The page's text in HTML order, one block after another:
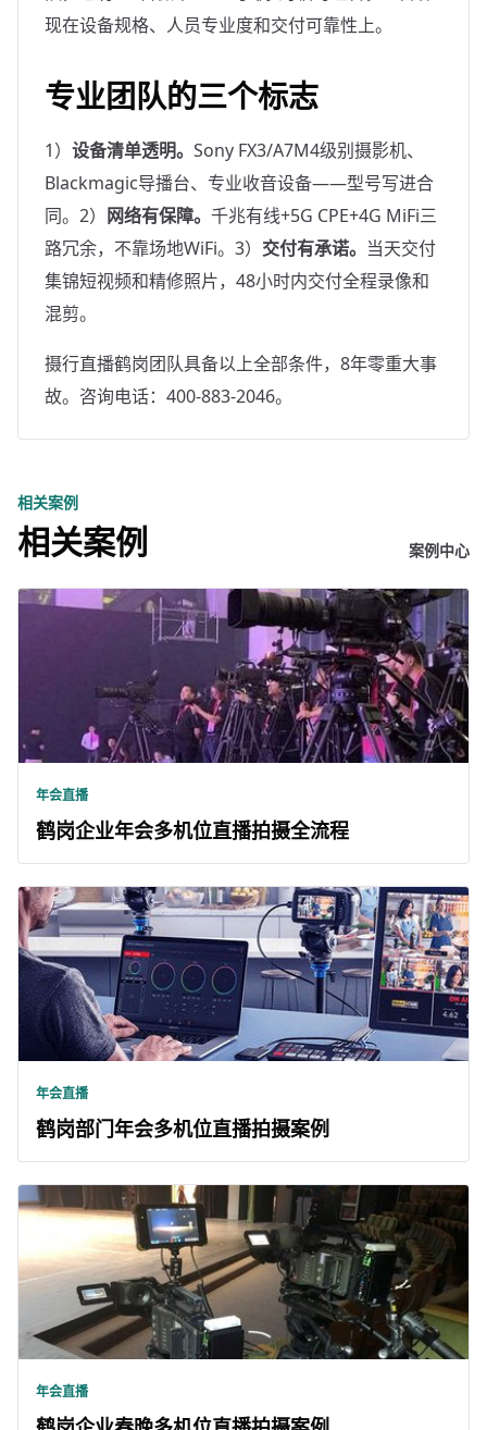
现在设备规格、人员专业度和交付可靠性上。
专业团队的三个标志
1） 设备清单透明。 Sony FX3/A7M4级别摄影机、
Blackmagic导播台、专业收音设备——型号写进合
同。2） 网络有保障。 千兆有线+5G CPE+4G MiFi三
路冗余，不靠场地WiFi。3） 交付有承诺。 当天交付
集锦短视频和精修照片，48小时内交付全程录像和
混剪。
摄行直播鹤岗团队具备以上全部条件，8年零重大事
故。咨询电话：400-883-2046。
相关案例
相关案例 案例中心
年会直播
鹤岗企业年会多机位直播拍摄全流程
年会直播
鹤岗部门年会多机位直播拍摄案例
年会直播